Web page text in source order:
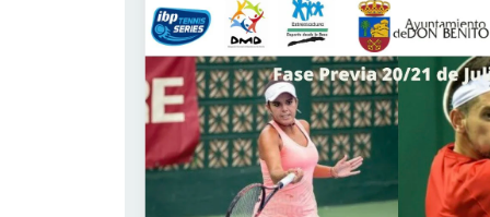
REDONDO
PEREIRA, D. 76
REDONDO
PEREIRA, S. 66
LARA SALMERÓN, D. 32
VAZQUEZ PEREIRO, Y. 66
SCHULTZ RODRIGUEZ, A. 01
KHAN, I. 66